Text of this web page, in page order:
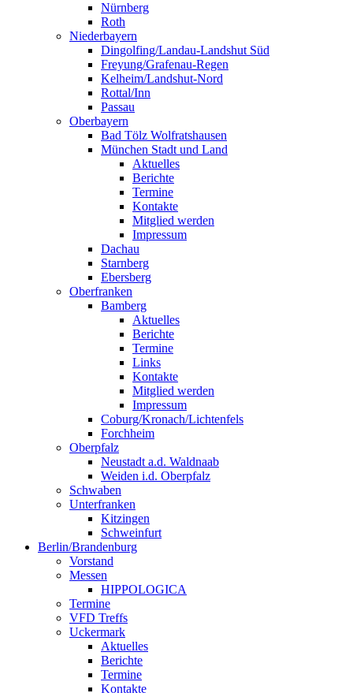
Nürnberg
Roth
Niederbayern
Dingolfing/Landau-Landshut Süd
Freyung/Grafenau-Regen
Kelheim/Landshut-Nord
Rottal/Inn
Passau
Oberbayern
Bad Tölz Wolfratshausen
München Stadt und Land
Aktuelles
Berichte
Termine
Kontakte
Mitglied werden
Impressum
Dachau
Starnberg
Ebersberg
Oberfranken
Bamberg
Aktuelles
Berichte
Termine
Links
Kontakte
Mitglied werden
Impressum
Coburg/Kronach/Lichtenfels
Forchheim
Oberpfalz
Neustadt a.d. Waldnaab
Weiden i.d. Oberpfalz
Schwaben
Unterfranken
Kitzingen
Schweinfurt
Berlin/Brandenburg
Vorstand
Messen
HIPPOLOGICA
Termine
VFD Treffs
Uckermark
Aktuelles
Berichte
Termine
Kontakte